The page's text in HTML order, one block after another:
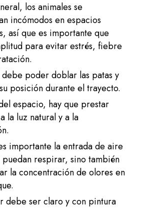
los animales se
incómodos en espacios
así que es importante que
para evitar estrés, fiebre
debe poder doblar las patas y
posición durante el trayecto.
espacio, hay que prestar
la luz natural y a la
importante la entrada de aire
respirar, sino también
la concentración de olores en
debe ser claro y con pintura